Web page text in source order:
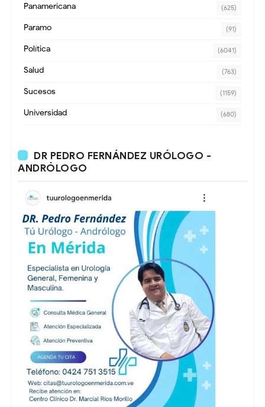
Panamericana (625)
Paramo (91)
Política (6041)
Salud (763)
Sucesos (1159)
Universidad (680)
DR PEDRO FERNÁNDEZ URÓLOGO -
ANDRÓLOGO